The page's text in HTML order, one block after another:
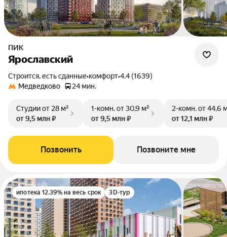
ПИК
Ярославский
Строится, есть сданные•комфорт•4.4 (1639)
Медведково
24 мин.
Студииот 28 м²
от 9,5 млн ₽
1-комн.от 30,9 м²
от 9,5 млн ₽
2-комн.от 44,6
от 12,1 млн ₽
Позвонить Позвоните мне
ипотека 12.39% на весь срок 3D-тур